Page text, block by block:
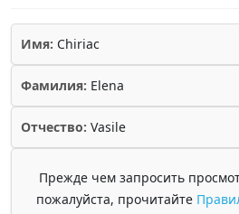
Имя: Chiriac
Фамилия: Elena
Отчество: Vasile
Прежде чем запросить
пожалуйста, прочитайте